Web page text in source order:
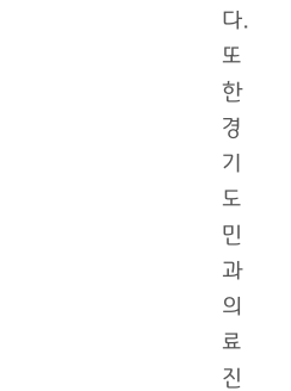
다.
또
한
경
기
도
민
과
의
료
진